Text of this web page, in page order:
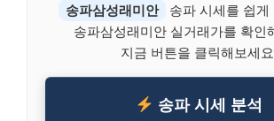
송파삼성래미안
송파 시세를 쉽게
송파삼성래미안 실거래가를 확인
지금 버튼을 클릭해보세
송파 시세 분석